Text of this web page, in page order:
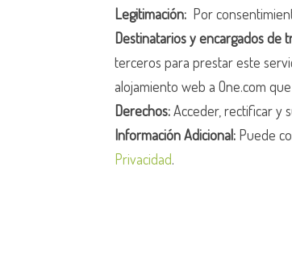
Legitimación: Por
Destinatarios y encargados de
terceros para prestar este
alojamiento web a One.com
Derechos:Acceder, rectificar y
Información Adicional: Puede
Privacidad.